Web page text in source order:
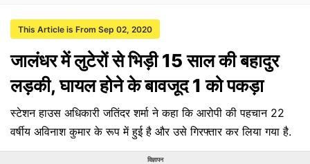
This Article is From Sep 02, 2020
जालंधर में लुटेरों से भिड़ी 15 साल की बहादुर
लड़की, घायल होने के बावजूद 1 को पकड़ा
स्टेशन हाउस अधिकारी जतिंदर शर्मा ने कहा कि आरोपी की पहचान 22
वर्षीय अविनाश कुमार के रूप में हुई है और उसे गिरफ्तार कर लिया गया है.
विज्ञापन